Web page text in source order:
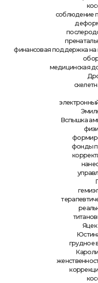
соблюдение
финансовая поддержка на
медицинская
Вспышка
фонды
Яцек
грудное